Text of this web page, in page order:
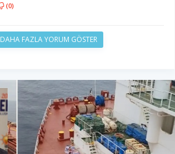
(0)
DAHA FAZLA YORUM GÖSTER